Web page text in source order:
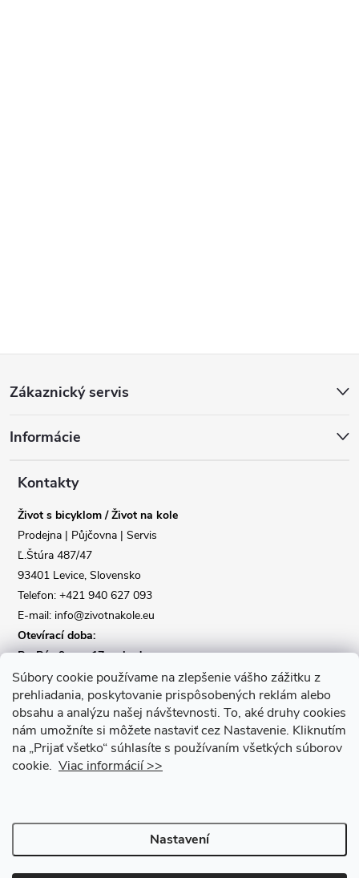
Súbory cookie používame na zlepšenie vášho zážitku z
prehliadania, poskytovanie prispôsobených reklám alebo
obsahu a analýzu našej návštevnosti. To, aké druhy cookies
nám umožníte si môžete nastaviť cez Nastavenie. Kliknutím
na „Prijať všetko“ súhlasíte s používaním všetkých súborov
cookie. Viac informácií >>
Nastavení
p
Zákaznický servis
Informácie
Kontakty
Život s bicyklom / Život na kole
Prodejna | Půjčovna | Servis
Ľ.Štúra 487/47
93401 Levice, Slovensko
Telefon: +421 940 627 093
E-mail: info@zivotnakole.eu
Otevírací doba:
Po-Pá : 9,oo - 17,oo hod
So : 9,oo - 12,oo | Ne : Zavřeno
Kontaktní formulář
Copyright 2026Život na kole. Všechna práva vyhrazena.Upravit
nastavení cookies